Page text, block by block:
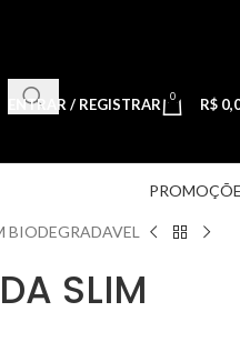
ENTRAR / REGISTRAR 0 R$
BIODEGRADAVEL
SLIM